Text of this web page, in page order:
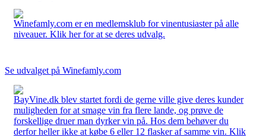
Winefamly.com er en medlemsklub for vinentusiaster på alle
niveauer. Klik her for at se deres udvalg.
Se udvalget på Winefamly.com
BayVine.dk blev startet fordi de gerne ville give deres kunder
muligheden for at smage vin fra flere lande, og prøve de
forskellige druer man dyrker vin på. Hos dem behøver du
derfor heller ikke at købe 6 eller 12 flasker af samme vin. Klik